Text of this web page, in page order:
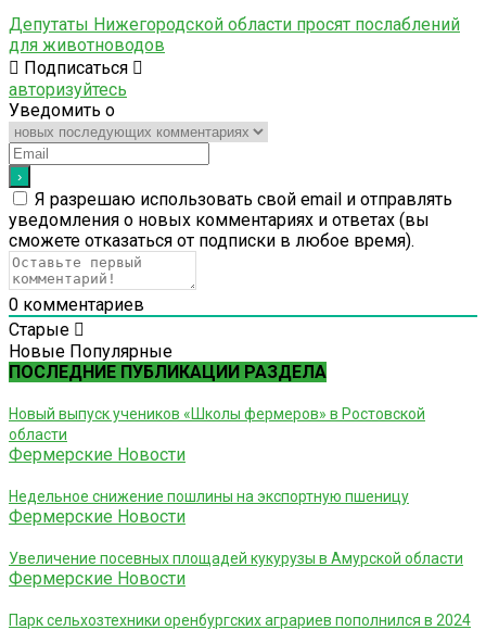
Депутаты Нижегородской области просят послаблений
для животноводов
Подписаться
авторизуйтесь
Уведомить о
Я разрешаю использовать свой email и отправлять
уведомления о новых комментариях и ответах (вы
cможете отказаться от подписки в любое время).
0 комментариев
Старые
Новые Популярные
ПОСЛЕДНИЕ ПУБЛИКАЦИИ РАЗДЕЛА
Новый выпуск учеников «Школы фермеров» в Ростовской
области
Фермерские Новости
Недельное снижение пошлины на экспортную пшеницу
Фермерские Новости
Увеличение посевных площадей кукурузы в Амурской области
Фермерские Новости
Парк сельхозтехники оренбургских аграриев пополнился в 2024